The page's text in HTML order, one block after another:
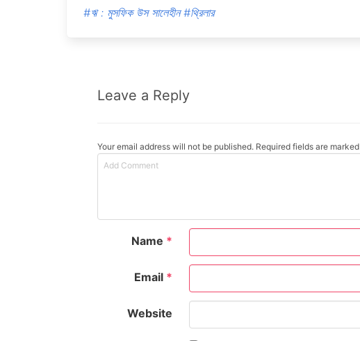
#ঋ : মুসফিক উস সালেহীন #থ্রিলার
Leave a Reply
Your email address will not be published. Required fields are marked
Name *
Email *
Website